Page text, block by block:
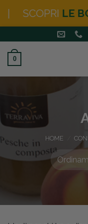
LE BOX
ai
contenuti
0
HOME